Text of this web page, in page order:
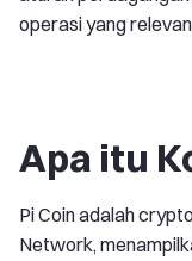
operasi yang
Apa itu
Pi Coin adalah
Network,